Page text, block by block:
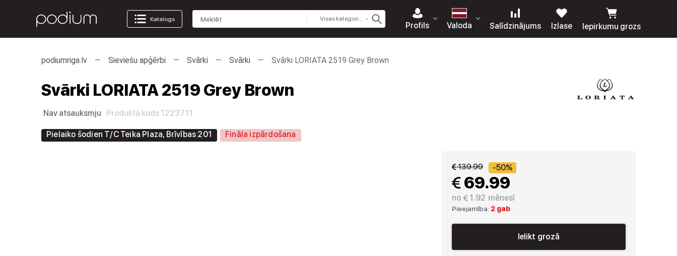
Katalogs Visas kategorijas
Profils Valoda Salīdzinājums Izlase Iepirkumu grozs
podiumriga.lv Sieviešu apģērbi Svārki Svārki Svārki LORIATA 2519 Grey Brown
Svārki LORIATA 2519 Grey Brown
Nav atsauksmju Produkta kods 1223711
Pielaiko šodien T/C Teika Plaza, Brīvības 201 Fināla izpārdošana
139.99 -50%
69.99
no 1.92 mēnesī
Pieejamība: 2 gab
Ielikt grozā